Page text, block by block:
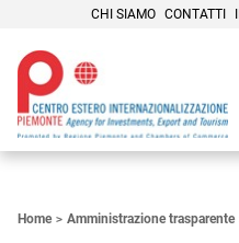
CHI SIAMO CONTATTI
Home Amministrazione trasparente